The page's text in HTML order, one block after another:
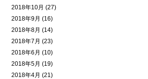
2018年10月 (27)
2018年9月 (16)
2018年8月 (14)
2018年7月 (23)
2018年6月 (10)
2018年5月 (19)
2018年4月 (21)